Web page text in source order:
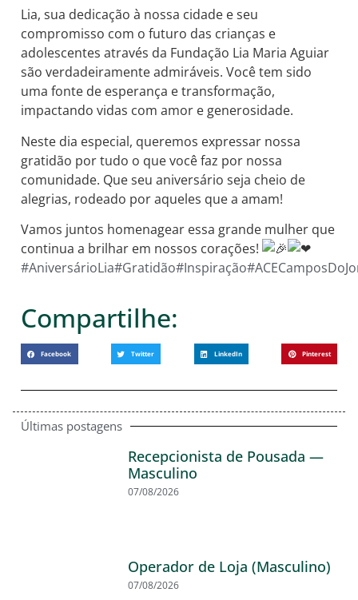
Lia, sua dedicação à nossa cidade e seu
compromisso com o futuro das crianças e
adolescentes através da Fundação Lia Maria Aguiar
são verdadeiramente admiráveis. Você tem sido
uma fonte de esperança e transformação,
impactando vidas com amor e generosidade.
Neste dia especial, queremos expressar nossa
gratidão por tudo o que você faz por nossa
comunidade. Que seu aniversário seja cheio de
alegrias, rodeado por aqueles que a amam!
Vamos juntos homenagear essa grande mulher que
continua a brilhar em nossos corações!
#AniversárioLia#Gratidão#Inspiração
Compartilhe:
Facebook Twitter LinkedIn Pinterest
Últimas postagens
Recepcionista de Pousada —
Masculino
07/08/2026
Operador de Loja (Masculino)
07/08/2026